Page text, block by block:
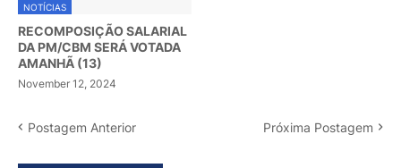
NOTÍCIAS
RECOMPOSIÇÃO SALARIAL
DA PM/CBM SERÁ VOTADA
AMANHÃ (13)
November 12, 2024
Postagem Anterior Próxima Postagem